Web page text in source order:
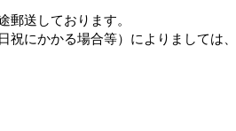
郵送しております。
にかかる場合等）によりましては